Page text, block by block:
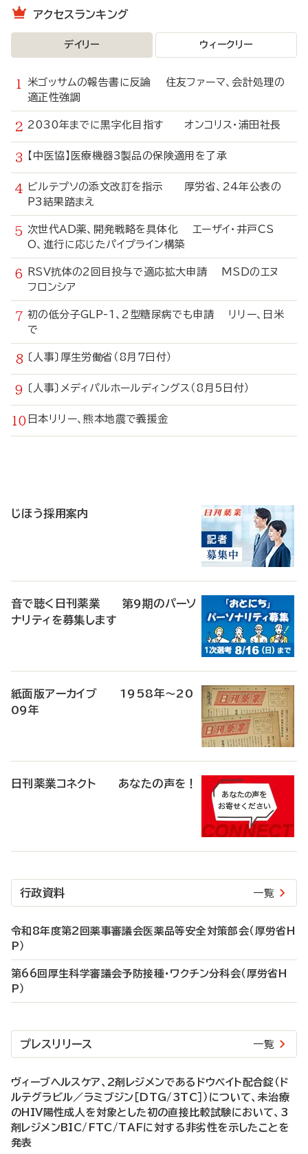
アクセスランキング
デイリー ウィークリー
米ゴッサムの報告書に反論 住友ファーマ、会計処理の
適正性強調
2030年までに黒字化目指す オンコリス・浦田社長
【中医協】医療機器3製品の保険適用を了承
ビルテプソの添文改訂を指示 厚労省、24年公表の
P3結果踏まえ
次世代AD薬、開発戦略を具体化 エーザイ・井戸CS
O、進行に応じたパイプライン構築
RSV抗体の2回目投与で適応拡大申請 MSDのエヌ
フロンシア
初の低分子GLP-1、2型糖尿病でも申請 リリー、日米
で
〔人事〕厚生労働省（8月7日付）
〔人事〕メディパルホールディングス（8月5日付）
日本リリー、熊本地震で義援金
じほう採用案内
音で聴く日刊薬業 第9期のパーソ
ナリティを募集します
紙面版アーカイブ 1958年～20
09年
日刊薬業コネクト あなたの声を！
行政資料 一覧
令和8年度第2回薬事審議会医薬品等安全対策部会（厚労省H
P）
第66回厚生科学審議会予防接種・ワクチン分科会（厚労省H
P）
プレスリリース 一覧
ヴィーブヘルスケア、2剤レジメンであるドウベイト配合錠（ド
ルテグラビル／ラミブジン［DTG/3TC］）について、未治療
のHIV陽性成人を対象とした初の直接比較試験において、3
剤レジメンBIC/FTC/TAFに対する非劣性を示したことを
発表